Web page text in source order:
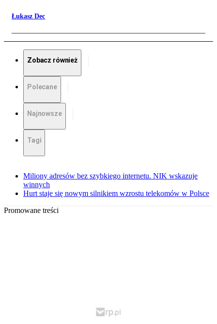
Łukasz Dec
Zobacz również
Polecane
Najnowsze
Tagi
Miliony adresów bez szybkiego internetu. NIK wskazuje
winnych
Hurt staje się nowym silnikiem wzrostu telekomów w Polsce
Promowane treści